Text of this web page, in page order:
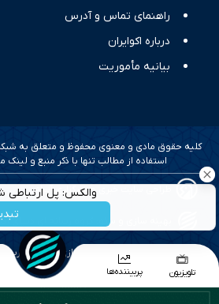
والکس: پل ارتباطی
راهنمای تماس و آدرس
درباره اکوایران
بیانیه مأموریت
کلیه حقوق مادی و معنوی محفوظ و متعلق به شبکه
استفاده از مطالب تنها با ذکر منبع و
طراحی سایت خبری و خبرگزاری آسام
بهینه سازی و سئو؛ گروه رسانه ای دنیای
طراحی گرافیک و پیاده سازی؛ برآیند تجربه
تلویزیون پربیننده‌ها